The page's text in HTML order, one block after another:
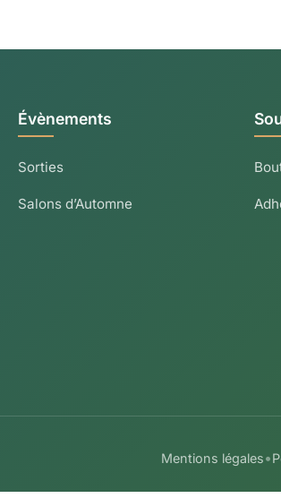
Évènements
Sorties
Salons d’Automne
Mentions légales•